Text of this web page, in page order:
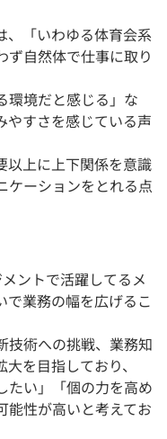
、「いわゆる体育会系
ず自然体で仕事に取り
環境だと感じる」な
やすさを感じている声
以上に上下関係を意識
ケーションをとれる点
ントで活躍してるメ
で業務の幅を広げるこ
技術への挑戦、業務知
を目指しており、
たい」「個の力を高め
能性が高いと考えてお